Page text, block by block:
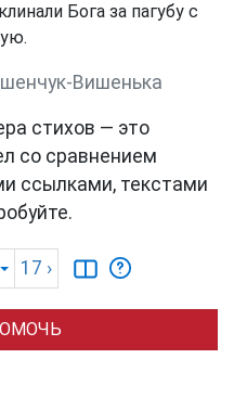
Бога за пагубу с
Вишенька
стихов — это
со сравнением
ссылками, текстами
17 ›